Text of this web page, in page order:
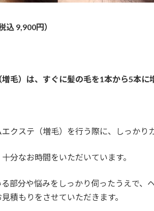
9,900円）
毛）は、すぐに髪の毛を1本から5本に
クステ（増毛）を行う際に、しっかり
分なお時間をいただいています。
部分や悩みをしっかり伺ったうえで、
積もりをさせていただきます。